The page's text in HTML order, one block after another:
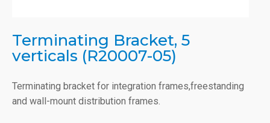
Terminating Bracket, 5
verticals (R20007-05)
Terminating bracket for integration frames,freestanding
and wall-mount distribution frames.